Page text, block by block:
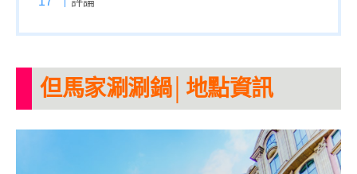
但馬家涮涮鍋│地點資訊